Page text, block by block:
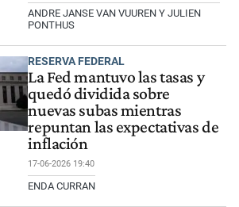
ANDRE JANSE VAN VUUREN Y JULIEN
PONTHUS
RESERVA FEDERAL
La Fed mantuvo las tasas y
quedó dividida sobre
nuevas subas mientras
repuntan las expectativas de
inflación
17-06-2026 19:40
ENDA CURRAN